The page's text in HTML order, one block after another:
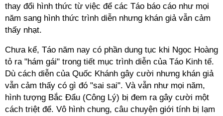
thay đổi hình thức từ việc để các Táo báo cáo như mọi
năm sang hình thức trình diễn nhưng khán giả vẫn cảm
thấy nhạt.
Chưa kể, Táo năm nay có phần dung tục khi Ngọc Hoàng
tỏ ra "hám gái" trong tiết mục trình diễn của Táo Kinh tế.
Dù cách diễn của Quốc Khánh gây cười nhưng khán giả
vẫn cảm thấy có gì đó "sai sai". Và vẫn như mọi năm,
hình tượng Bắc Đẩu (Công Lý) bị đem ra gây cười một
cách triệt để. Vô hình chung, câu chuyện giới tính bị lạm